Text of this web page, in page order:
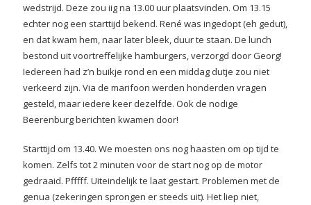
wedstrijd. Deze zou iig na 13.00 uur plaatsvinden. Om 13.15
echter nog een starttijd bekend. René was ingedopt (eh gedut),
en dat kwam hem, naar later bleek, duur te staan. De lunch
bestond uit voortreffelijke hamburgers, verzorgd door Georg!
Iedereen had z’n buikje rond en een middag dutje zou niet
verkeerd zijn. Via de marifoon werden honderden vragen
gesteld, maar iedere keer dezelfde. Ook de nodige
Beerenburg berichten kwamen door!
Starttijd om 13.40. We moesten ons nog haasten om op tijd te
komen. Zelfs tot 2 minuten voor de start nog op de motor
gedraaid. Pfffff. Uiteindelijk te laat gestart. Problemen met de
genua (zekeringen sprongen er steeds uit). Het liep niet,